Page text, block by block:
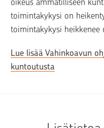
oikeus ammatilliseen
toimintakykysi on
toimintakykysi heikkenee
Lue lisää Vahinkoavun
kuntoutusta